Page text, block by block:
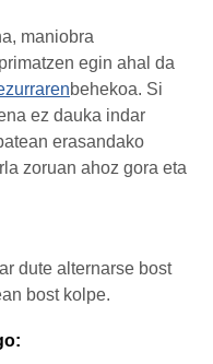
maniobra
egin ahal da
behekoa. Si
ez dauka indar
erasandako
zoruan ahoz gora eta
dute alternarse bost
bost kolpe.